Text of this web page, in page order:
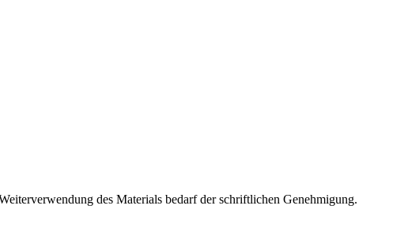
des Materials bedarf der schriftlichen Genehmigung.